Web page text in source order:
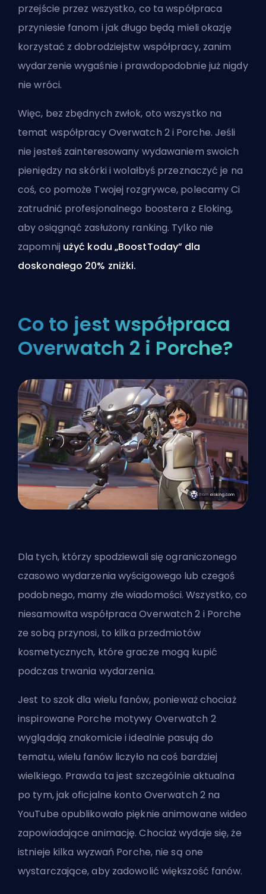
przejście przez wszystko, co ta współpraca
przyniesie fanom i jak długo będą mieli okazję
korzystać z dobrodziejstw współpracy, zanim
wydarzenie wygaśnie i prawdopodobnie już nigdy
nie wróci.
Więc, bez zbędnych zwłok, oto wszystko na
temat współpracy Overwatch 2 i Porche. Jeśli
nie jesteś zainteresowany wydawaniem swoich
pieniędzy naskórki i wolałbyś przeznaczyć je na
coś, co pomoże Twojej rozgrywce, polecamy Ci
zatrudnić profesjonalnego boostera z Eloking,
aby osiągnąć zasłużony ranking. Tylko nie
zapomnij użyć kodu „BoostToday” dla
doskonałego 20% zniżki.
Co to jest współpraca
Overwatch 2 i Porche?
Dla tych, którzy spodziewali się ograniczonego
czasowo wydarzenia wyścigowego lub czegoś
podobnego, mamy złe wiadomości. Wszystko, co
niesamowita współpraca Overwatch 2 i Porche
ze sobą przynosi, to kilka przedmiotów
kosmetycznych, które gracze mogą kupić
podczas trwania wydarzenia.
Jest to szok dla wielu fanów, ponieważ chociaż
inspirowane Porche motywy Overwatch 2
wyglądają znakomicie i idealnie pasują do
tematu, wielu fanów liczyło na coś bardziej
wielkiego. Prawda ta jest szczególnie aktualna
po tym, jak oficjalne konto Overwatch 2 na
YouTube opublikowało pięknie animowane wideo
zapowiadające animację. Chociaż wydaje się, że
istnieje kilka wyzwań Porche, nie są one
wystarczające, aby zadowolić większość fanów.